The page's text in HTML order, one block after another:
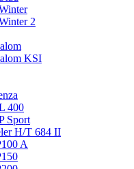
2
KSI
400
Sport
H/T 684 II
A